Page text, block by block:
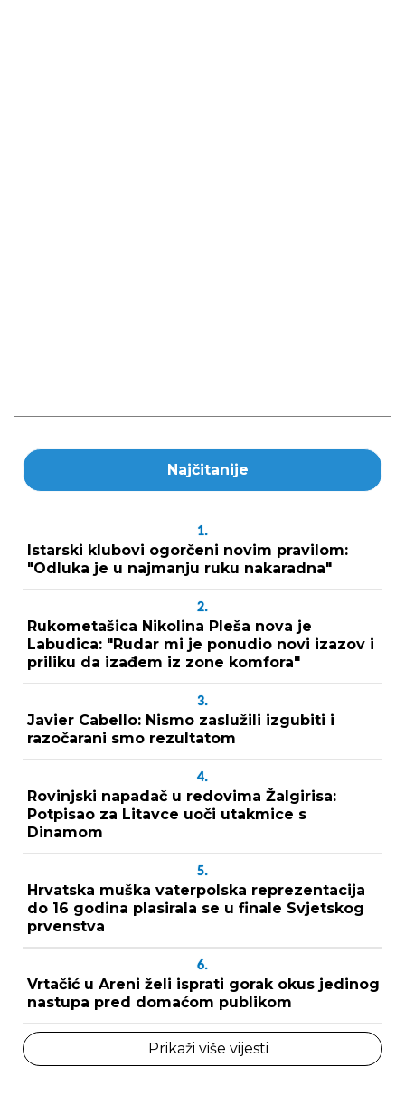
Najčitanije
1.
Istarski klubovi ogorčeni novim pravilom:
"Odluka je u najmanju ruku nakaradna"
2.
Rukometašica Nikolina Pleša nova je
Labudica: "Rudar mi je ponudio novi izazov i
priliku da izađem iz zone komfora"
3.
Javier Cabello: Nismo zaslužili izgubiti i
razočarani smo rezultatom
4.
Rovinjski napadač u redovima Žalgirisa:
Potpisao za Litavce uoči utakmice s
Dinamom
5.
Hrvatska muška vaterpolska reprezentacija
do 16 godina plasirala se u finale Svjetskog
prvenstva
6.
Vrtačić u Areni želi isprati gorak okus jedinog
nastupa pred domaćom publikom
Prikaži više vijesti